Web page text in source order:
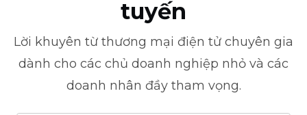
tuyến
Lời khuyên từ thương mại điện tử chuyên gia
dành cho các chủ doanh nghiệp nhỏ và các
doanh nhân đầy tham vọng.